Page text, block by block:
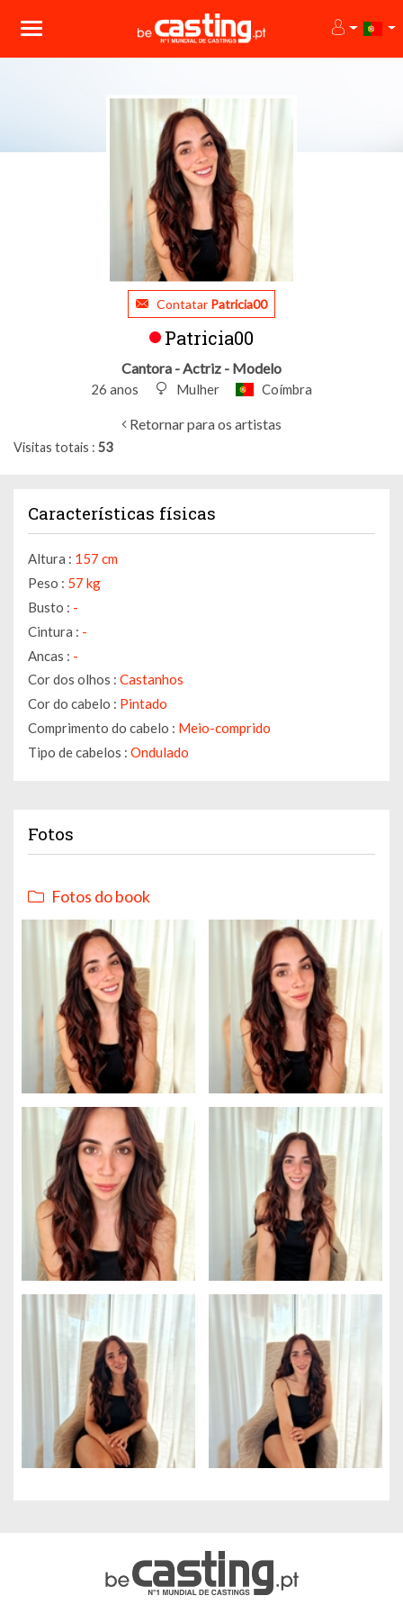
Contatar Patricia00
Patricia00
Cantora - Actriz - Modelo
26 anos Mulher Coímbra
Retornar para os artistas
Visitas totais 53
Características físicas
Altura : 157 cm
Peso : 57 kg
Busto : -
Cintura : -
Ancas : -
Cor dos olhos : Castanhos
Cor do cabelo : Pintado
Comprimento do cabelo : Meio-comprido
Tipo de cabelos : Ondulado
Fotos
Fotos do book
Gerenciamento de cookies
Cookies obrigatórios
Medição de audiência